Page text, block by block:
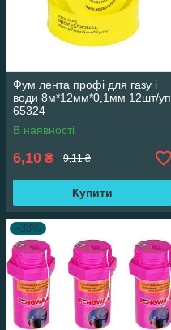
Фум лента профі для газу і
води 8м*12мм*0,1мм 12шт/уп
65324
В наявності
6,10 ₴ 9,11 ₴
Купити
–33%